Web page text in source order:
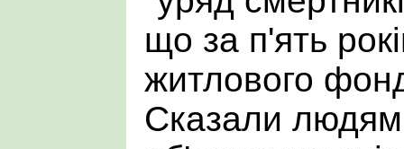
що за п'ять
житлового
Сказали